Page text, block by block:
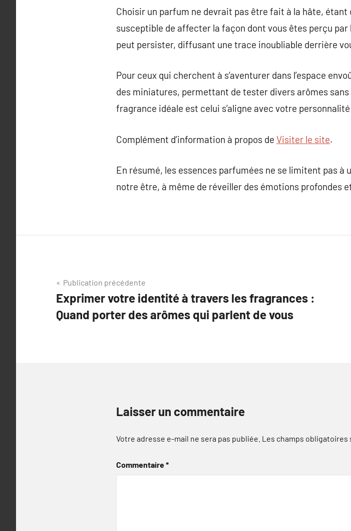
Choisir un parfum ne devrait pas être fait à la hâte, étant
susceptible de affecter la façon dont vous êtes perçu
peut persister, diffusant une trace inoubliable derrière
Pour ceux qui cherchent à s’aventurer dans l’espace
des miniatures, permettant de tester divers arômes
fragrance idéale est celui s’aligne avec votre
Complément d’information à propos de Visiter le site.
En résumé, les essences parfumées ne se limitent pas
notre être, à même de réveiller des émotions profondes
Navigation
de
l’article
Publication précédente
Exprimer votre identité à travers les fragrances :
Quand porter des arômes qui parlent de vous
Laisser un commentaire
Votre adresse e-mail ne sera pas publiée. Les champs obligatoires
Commentaire*